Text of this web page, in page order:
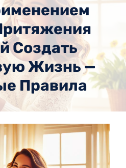
Создать
Жизнь —
Правила